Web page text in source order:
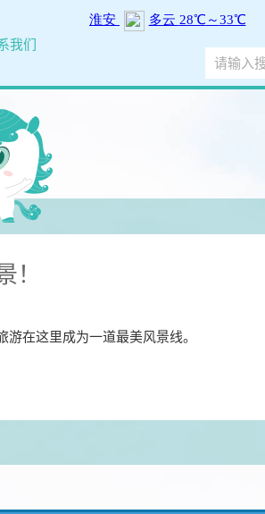
我们
！
游在这里成为一道最美风景线。